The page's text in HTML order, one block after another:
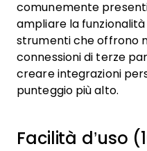
comunemente
ampliare la funzionalità
strumenti che offrono
connessioni di terze
creare integrazioni
punteggio più alto.
Facilità d’uso